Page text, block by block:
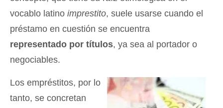
vocablo latino imprestito, suele usarse cuando el
préstamo en cuestión se encuentra
representado por títulos, ya sea al portador o
negociables.
Los empréstitos, por lo
tanto, se concretan